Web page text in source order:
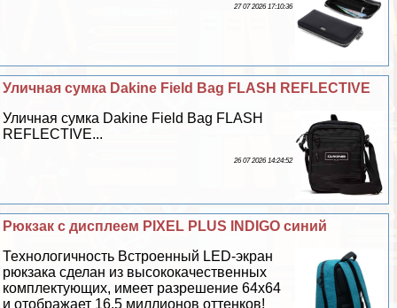
27 07 2026 17:10:36
Уличная сумка Dakine Field Bag FLASH REFLECTIVE
Уличная сумка Dakine Field Bag FLASH
REFLECTIVE...
26 07 2026 14:24:52
Рюкзак с дисплеем PIXEL PLUS INDIGO синий
Технологичность Встроенный LED-экран
рюкзака сделан из высококачественных
комплектующих, имеет разрешение 64x64
и отображает 16,5 миллионов оттенков!